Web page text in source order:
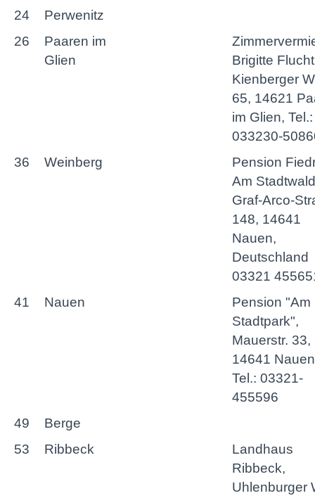
24
Perwenitz
26
Paaren im
Glien
Brigitte
Kienberger
65, 14621
im Glien, Tel.:
033230-
36
Weinberg
Pension
Am Stadtwald
Graf-Arco-
148, 14641
Nauen,
Deutschland
03321
41
Nauen
Pension "Am
Stadtpark",
Mauerstr. 33,
14641 Nauen
Tel.: 03321-
455596
49
Berge
53
Ribbeck
Landhaus
Ribbeck,
Uhlenburger